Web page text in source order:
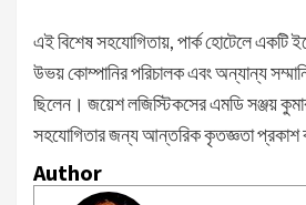
এই বিশেষ সহযোগিতায়, পার্ক হোটেলে একটি
উভয় কোম্পানির পরিচালক এবং অন্যান্য
ছিলেন। জয়েশ লজিস্টিকসের এমডি সঞ্জয়
সহযোগিতার জন্য আন্তরিক কৃতজ্ঞতা প্রকাশ
Author